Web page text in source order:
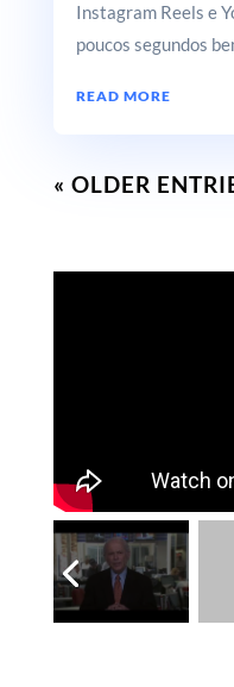
Instagram Reels e
poucos segundos
READ MORE
« OLDER